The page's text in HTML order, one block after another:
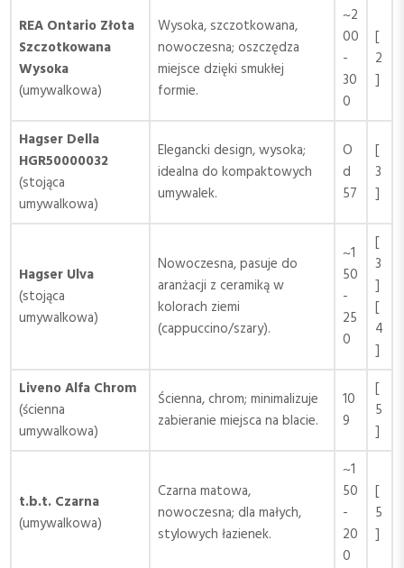
REA Ontario Złota
Szczotkowana
Wysoka
(umywalkowa)
Wysoka, szczotkowana,
nowoczesna; oszczędza
miejsce dzięki smukłej
formie.
~2
00
-
30
0
[
2
]
Hagser Della
HGR50000032
(stojąca
umywalkowa)
Elegancki design, wysoka;
idealna do kompaktowych
umywalek.
O
d
57
[
3
]
Hagser Ulva
(stojąca
umywalkowa)
Nowoczesna, pasuje do
aranżacji z ceramiką w
kolorach ziemi
(cappuccino/szary).
~1
50
-
25
0
[
3
]
[
4
]
Liveno Alfa Chrom
(ścienna
umywalkowa)
Ścienna, chrom; minimalizuje
zabieranie miejsca na blacie.
10
9
[
5
]
t.b.t. Czarna
(umywalkowa)
Czarna matowa,
nowoczesna; dla małych,
stylowych łazienek.
~1
50
-
20
0
[
5
]